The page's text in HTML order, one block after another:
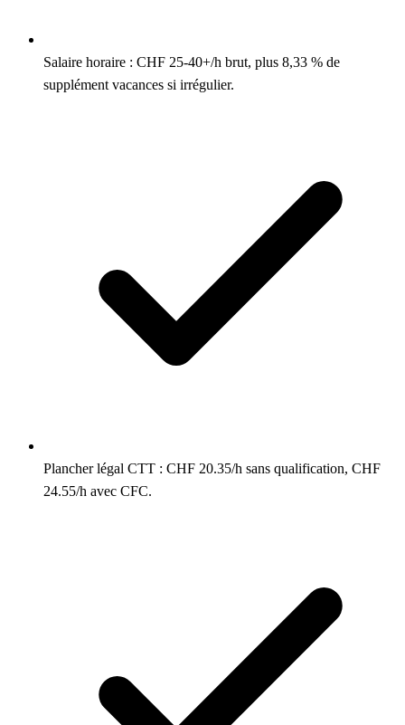
Salaire horaire : CHF 25-40+/h brut, plus 8,33 % de
supplément vacances si irrégulier.
Plancher légal CTT : CHF 20.35/h sans qualification, CHF
24.55/h avec CFC.